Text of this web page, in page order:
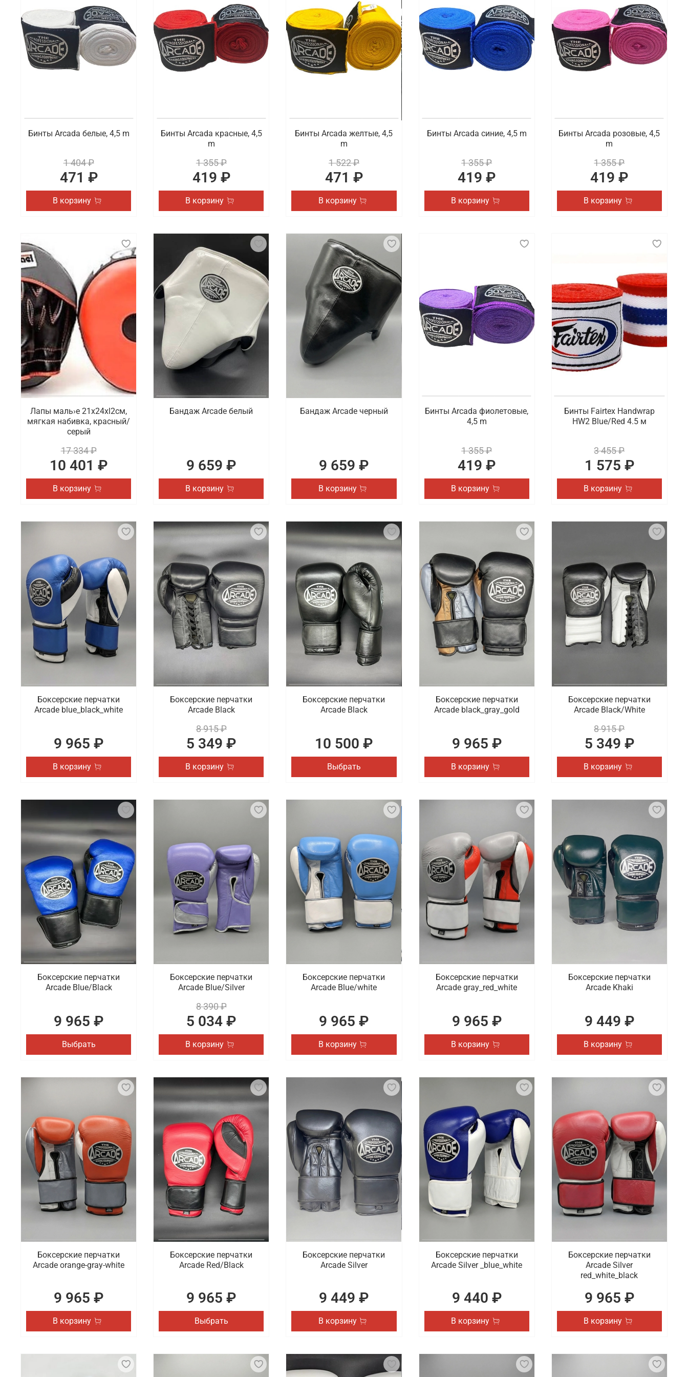
Что мы предлагаем на выбор
В ассортименте доступны на выбор разные виды спортивной экипировки, которая пригодится во время любительского или профессионального спорта. В наличии
представлены бинты и перчатки. Также вы можете подобрать для себя защитный бандаж, защиту голеностопа и паха. В наличии боксерские капы и другие
актуальные товары.
Где заказать профессиональную экипировку для спорта с удобной доставкой в Краснодаре
Бинты Arcada белые, 4,5 m
1 404 ₽
471 ₽
В корзину
Бинты Arcada красные, 4,5
m
1 355 ₽
419 ₽
В корзину
Бинты Arcada желтые, 4,5
m
1 522 ₽
471 ₽
В корзину
Бинты Arcada синие, 4,5 m
1 355 ₽
419 ₽
В корзину
Бинты Arcada розовые, 4,5
m
1 355 ₽
419 ₽
В корзину
Лапы маль›е 21x24xl2cм,
мягкая набивка, красный/
серый
17 334 ₽
10 401 ₽
В корзину
Бандаж Arcade белый
9 659 ₽
В корзину
Бандаж Arcade черный
9 659 ₽
В корзину
Бинты Arcada фиолетовые,
4,5 m
1 355 ₽
419 ₽
В корзину
Бинты Fairtex Handwrap
HW2 Blue/Red 4.5 м
3 455 ₽
1 575 ₽
В корзину
Боксерские перчатки
Arcade blue_black_white
9 965 ₽
В корзину
Боксерские перчатки
Arcade Black
8 915 ₽
5 349 ₽
В корзину
Боксерские перчатки
Arcade Black
10 500 ₽
Выбрать
Боксерские перчатки
Arcade black_gray_gold
9 965 ₽
В корзину
Боксерские перчатки
Arcade Black/White
8 915 ₽
5 349 ₽
В корзину
Боксерские перчатки
Arcade Blue/Black
9 965 ₽
Выбрать
Боксерские перчатки
Arcade Blue/Silver
8 390 ₽
5 034 ₽
В корзину
Боксерские перчатки
Arcade Blue/white
9 965 ₽
В корзину
Боксерские перчатки
Arcade gray_red_white
9 965 ₽
В корзину
Боксерские перчатки
Arcade Khaki
9 449 ₽
В корзину
Боксерские перчатки
Arcade orange-gray-white
9 965 ₽
В корзину
Боксерские перчатки
Arcade Red/Black
9 965 ₽
Выбрать
Боксерские перчатки
Arcade Silver
9 449 ₽
В корзину
Боксерские перчатки
Arcade Silver _blue_white
9 440 ₽
В корзину
Боксерские перчатки
Arcade Silver
red_white_black
9 965 ₽
В корзину